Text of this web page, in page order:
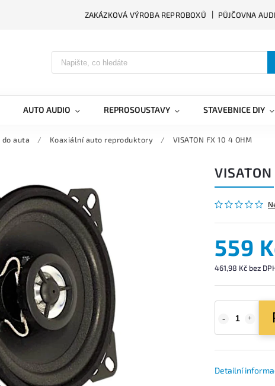
ZAKÁZKOVÁ VÝROBA REPROBOXŮ PŮJČOVNA
AUTO AUDIO REPROSOUSTAVY STAVEBNICE DIY
auta / Koaxiální auto reproduktory / VISATON FX 10 4 OHM
559
461,98 Kč bez
Detailní